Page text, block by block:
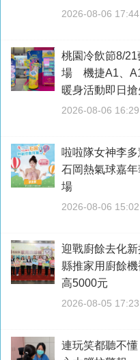
2026-08-06 17:44
桃園冷飲節8/21
場 機捷A1、
暖身活動即日
2026-08-06 16:29
啦啦隊女神李
石岡熱氣球嘉
場
2026-08-06 15:02
迎戰廚餘去化
縣推家用廚餘
高5000元
2026-08-05 17:23
連玩笑都聽不